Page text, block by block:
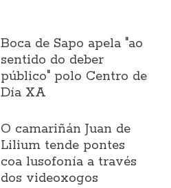
Boca de Sapo apela "ao
sentido do deber
público" polo Centro de
Día XA
O camariñán Juan de
Lilium tende pontes
coa lusofonía a través
dos videoxogos